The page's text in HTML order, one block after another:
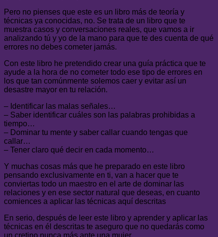
Pero no pienses que este es un libro más de teoría y
técnicas ya conocidas, no. Se trata de un libro que te
muestra casos y conversaciones reales, que vamos a ir
analizando tú y yo de la mano para que te des cuenta de qué
errores no debes cometer jamás.
Con este libro he pretendido crear una guía práctica que te
ayude a la hora de no cometer todo ese tipo de errores en
los que tan comúnmente solemos caer y evitar así un
desastre mayor en tu relación.
– Identificar las malas señales…
– Saber identificar cuáles son las palabras prohibidas a
tiempo…
– Dominar tu mente y saber callar cuando tengas que
callar…
– Tener claro qué decir en cada momento…
Y muchas cosas más que he preparado en este libro
pensando exclusivamente en ti, van a hacer que te
conviertas todo un maestro en el arte de dominar las
relaciones y en ese sector natural que deseas, en cuanto
comiences a aplicar las técnicas aquí descritas
En serio, después de leer este libro y aprender y aplicar las
técnicas en él descritas te aseguro que no quedarás como
un cretino nunca más ante una mujer.